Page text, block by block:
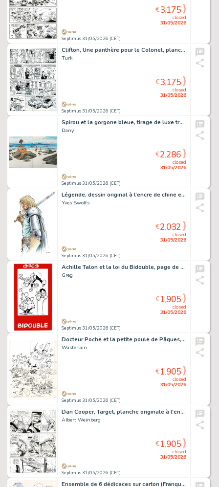
Septimus 31/05/2026 (CET)
closed
31/05/2026
€3,175
Clifton, Une panthère pour le Colonel, planche originale à l’encre de chine pour cet album paru en 1982 au Lombard.
Turk
Septimus 31/05/2026 (CET)
closed
31/05/2026
€3,175
Spirou et la gorgone bleue, tirage de luxe très grand format limité à 269 ex., agrémenté d’une dédicace.
Dany
Septimus 31/05/2026 (CET)
closed
31/05/2026
€2,286
Légende, dessin original à l’encre de chine et à l’aquarelle.
Yves Swolfs
Septimus 31/05/2026 (CET)
closed
31/05/2026
€2,032
Achille Talon et la loi du Bidouble, page de titre originale à l’encre de chine.
Greg
Septimus 31/05/2026 (CET)
closed
31/05/2026
€1,905
Docteur Poche et la petite poule de Pâques, couverture originale à l’encre de chine pour cet album paru en 1997 chez Casterman.
Wasterlain
Septimus 31/05/2026 (CET)
closed
31/05/2026
€1,905
Dan Cooper, Target, planche originale à l’encre de chine pour cet album paru en 1985 chez Novedi.
Albert Weinberg
Septimus 31/05/2026 (CET)
closed
31/05/2026
€1,905
Ensemble de 6 dédicaces sur carton (Franquin, Morris, Leloup, Will, Roba et Graton).